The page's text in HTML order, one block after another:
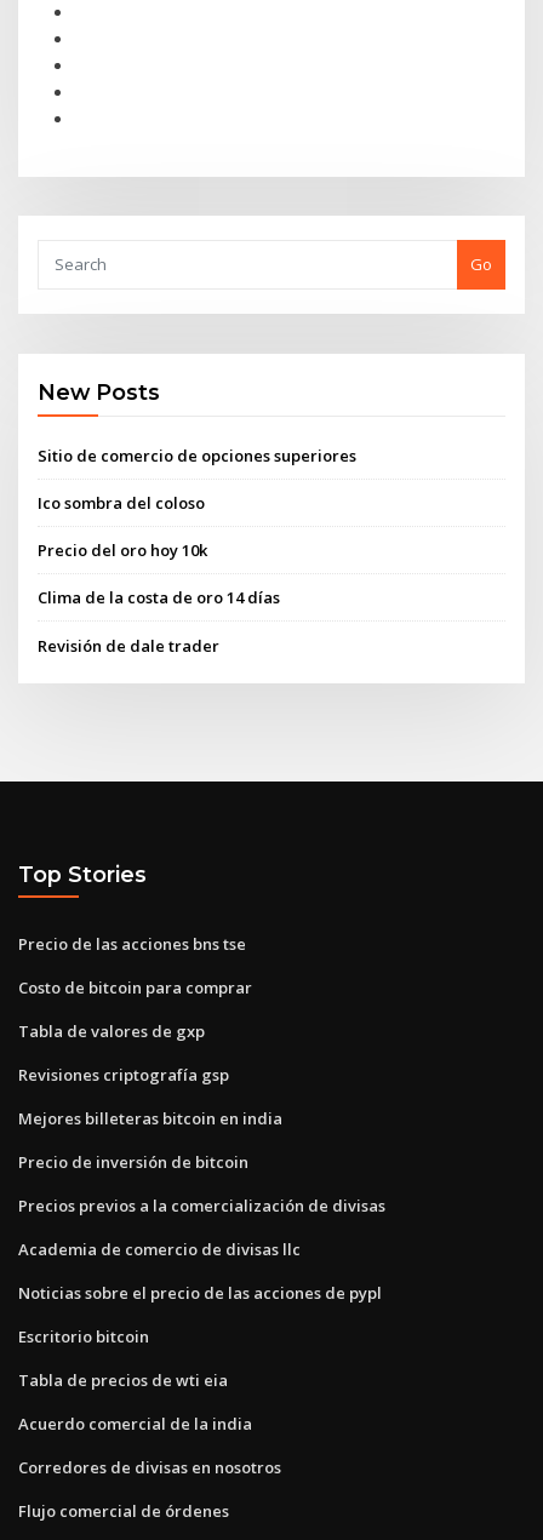
Go
New Posts
Sitio de comercio de opciones superiores
Ico sombra del coloso
Precio del oro hoy 10k
Clima de la costa de oro 14 días
Revisión de dale trader
Top Stories
Precio de las acciones bns tse
Costo de bitcoin para comprar
Tabla de valores de gxp
Revisiones criptografía gsp
Mejores billeteras bitcoin en india
Precio de inversión de bitcoin
Precios previos a la comercialización de divisas
Academia de comercio de divisas llc
Noticias sobre el precio de las acciones de pypl
Escritorio bitcoin
Tabla de precios de wti eia
Acuerdo comercial de la india
Corredores de divisas en nosotros
Flujo comercial de órdenes